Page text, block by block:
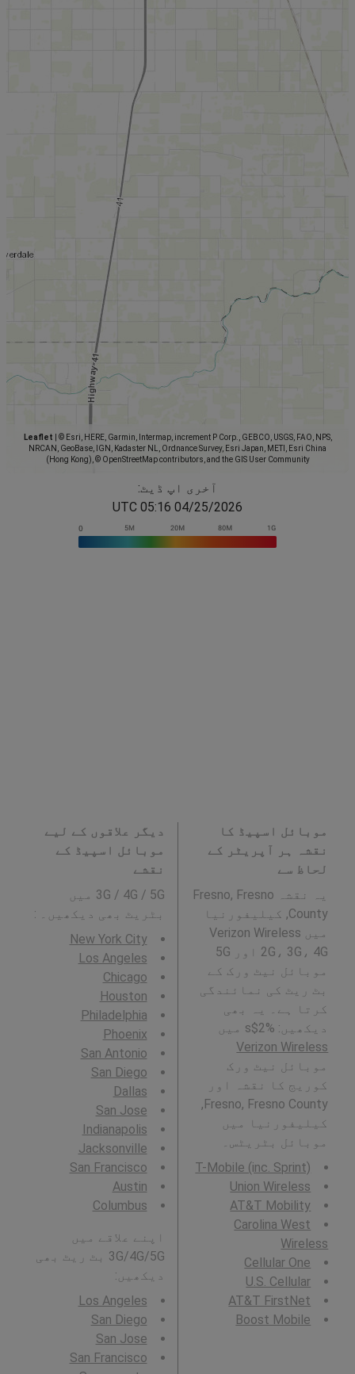
Leaflet
© Esri, HERE, Garmin, Intermap, increment P Corp., GEBCO, USGS, FAO, NPS,
NRCAN, GeoBase, IGN, Kadaster NL, Ordnance Survey, Esri Japan, METI, Esri China
(Hong Kong), © OpenStreetMap contributors, and the GIS User Community
آخری اپ ڈیٹ:
04/25/2026 05:16 UTC
موبائل اسپیڈ کا
نقشہ ہر آپریٹر کے
لحاظ سے
یہ نقشہ Fresno, Fresno
County, کیلیفورنیا
میں Verizon Wireless
2G، 3G، 4G اور 5G
موبائل نیٹ ورک کے
بٹ ریٹ کی نمائندگی
کرتا ہے۔ یہ بھی
دیکھیں: %2$s میں
Verizon Wireless
موبائل نیٹ ورک
کوریج کا نقشہ اور
Fresno, Fresno County,
کیلیفورنیا میں
موبائل بٹریٹس۔
T-Mobile (inc. Sprint)
Union Wireless
AT&T Mobility
Carolina West
Wireless
Cellular One
U.S. Cellular
AT&T FirstNet
Boost Mobile
دیگر علاقوں کے لیے
موبائل اسپیڈ کے
نقشے
3G / 4G / 5G میں
بٹریٹ بھی دیکھیں۔ :
New York City
Los Angeles
Chicago
Houston
Philadelphia
Phoenix
San Antonio
San Diego
Dallas
San Jose
Indianapolis
Jacksonville
San Francisco
Austin
Columbus
اپنے علاقے میں
3G/4G/5G بٹ ریٹ بھی
دیکھیں:
Los Angeles
San Diego
San Jose
San Francisco